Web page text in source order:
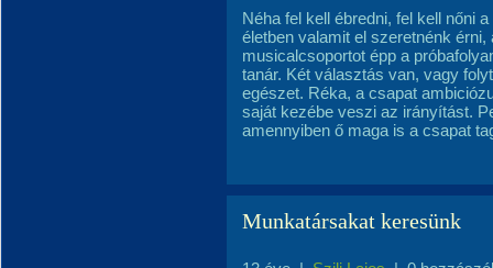
Néha fel kell ébredni, fel kell nőni
életben valamit el szeretnénk
musicalcsoportot épp a
tanár. Két választás van, vagy
egészet. Réka, a csapat
saját kezébe veszi az irányítást.
amennyiben ő maga is a csapat
Munkatársakat keresünk